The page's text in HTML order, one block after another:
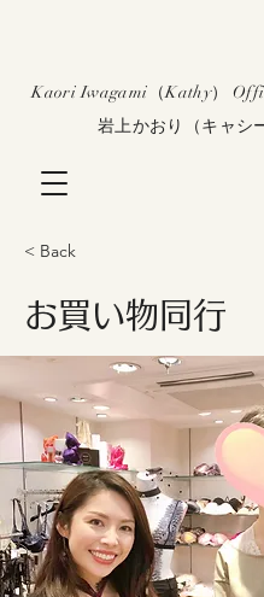
​Kaori Iwagami（Kathy）
岩上かおり（キャシ
< Back
お買い物同行